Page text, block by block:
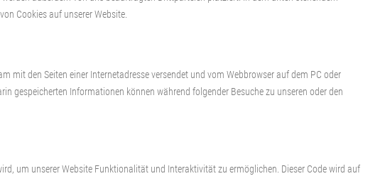
Cookies auf unserer Website.
mit den Seiten einer Internetadresse versendet und vom Webbrowser auf dem PC oder
gespeicherten Informationen können während folgender Besuche zu unseren oder den
um unserer Website Funktionalität und Interaktivität zu ermöglichen. Dieser Code wird auf